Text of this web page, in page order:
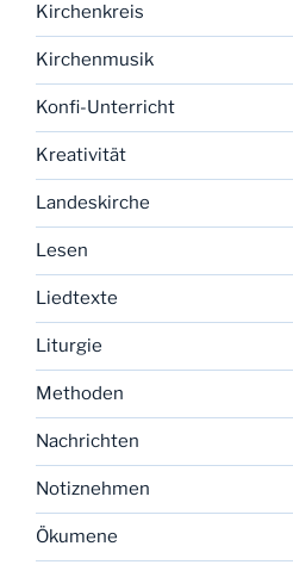
Kirchenkreis
Kirchenmusik
Konfi-Unterricht
Kreativität
Landeskirche
Lesen
Liedtexte
Liturgie
Methoden
Nachrichten
Notiznehmen
Ökumene